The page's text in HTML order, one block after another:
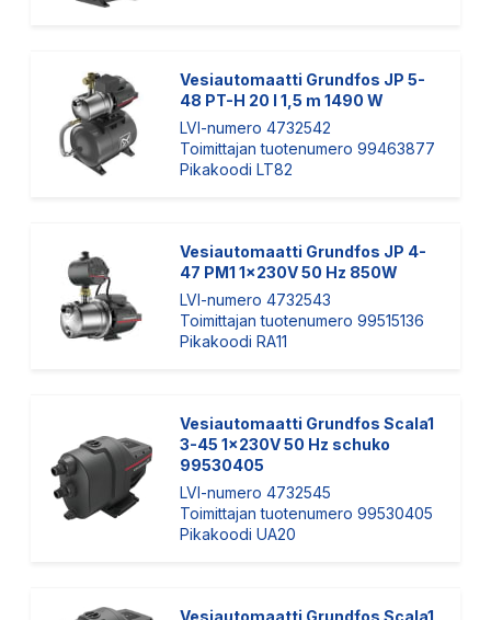
Vesiautomaatti Grundfos JP 5-
48 PT-H 20 l 1,5 m 1490 W
LVI-numero 4732542
Toimittajan tuotenumero 99463877
Pikakoodi LT82
Vesiautomaatti Grundfos JP 4-
47 PM1 1x230V 50 Hz 850W
LVI-numero 4732543
Toimittajan tuotenumero 99515136
Pikakoodi RA11
Vesiautomaatti Grundfos Scala1
3-45 1x230V 50 Hz schuko
99530405
LVI-numero 4732545
Toimittajan tuotenumero 99530405
Pikakoodi UA20
Vesiautomaatti Grundfos Scala1